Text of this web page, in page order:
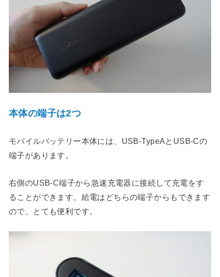
本体の端子は2つ
モバイルバッテリー本体には、USB-TypeAとUSB-Cの
端子があります。
右側のUSB-C端子から急速充電器に接続して充電をす
ることができます。給電はどちらの端子からもできます
ので、とても便利です。